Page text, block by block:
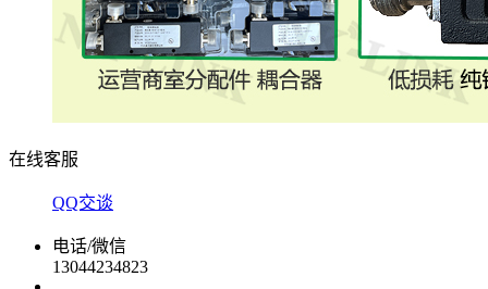
在线客服
QQ交谈
电话/微信
13044234823